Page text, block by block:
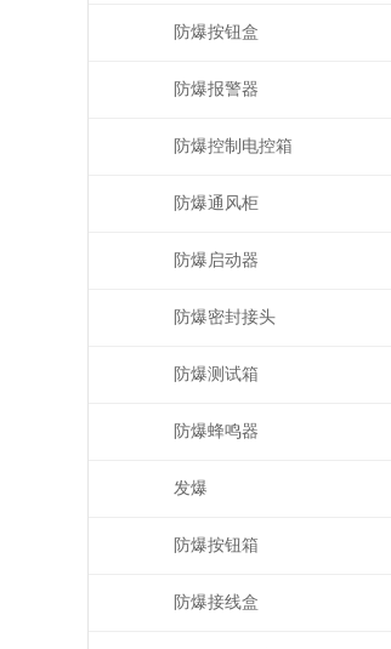
防爆按钮盒
防爆报警器
防爆控制电控箱
防爆通风柜
防爆启动器
防爆密封接头
防爆测试箱
防爆蜂鸣器
发爆
防爆按钮箱
防爆接线盒